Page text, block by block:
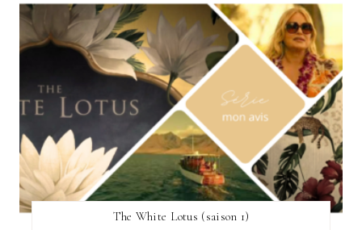
The White Lotus (saison 1)